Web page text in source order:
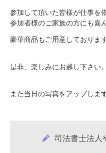
参加して頂いた皆様が仕事を
参加者様のご家族の方にも喜
豪華商品もご用意しておりま
是非、楽しみにお越し下さい。
また当日の写真をアップしま
司法書士法人